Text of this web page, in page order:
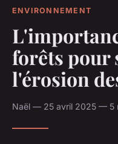
ENVIRONNEMENT
forêts pour
l'érosion
Naël — 25 avril 2025 — 5